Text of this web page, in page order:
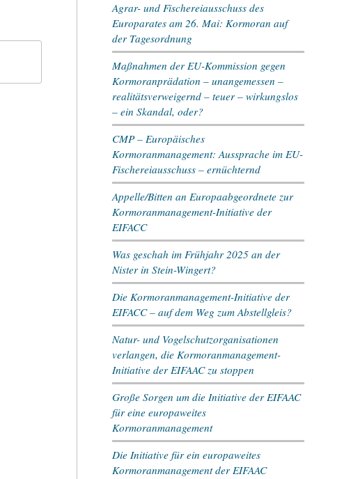
Agrar- und Fischereiausschuss des
Europarates am 26. Mai: Kormoran auf
der Tagesordnung
Maßnahmen der EU-Kommission gegen
Kormoranprädation – unangemessen –
realitätsverweigernd – teuer – wirkungslos
– ein Skandal, oder?
CMP – Europäisches
Kormoranmanagement: Aussprache im EU-
Fischereiausschuss – ernüchternd
Appelle/Bitten an Europaabgeordnete zur
Kormoranmanagement-Initiative der
EIFACC
Was geschah im Frühjahr 2025 an der
Nister in Stein-Wingert?
Die Kormoranmanagement-Initiative der
EIFACC – auf dem Weg zum Abstellgleis?
Natur- und Vogelschutzorganisationen
verlangen, die Kormoranmanagement-
Initiative der EIFAAC zu stoppen
Große Sorgen um die Initiative der EIFAAC
für eine europaweites
Kormoranmanagement
Die Initiative für ein europaweites
Kormoranmanagement der EIFAAC